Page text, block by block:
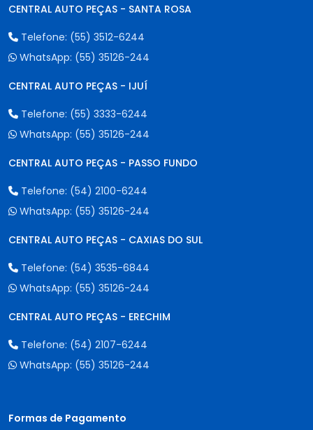
CENTRAL AUTO PEÇAS - SANTA ROSA
Telefone: (55) 3512-6244
WhatsApp: (55) 35126-244
CENTRAL AUTO PEÇAS - IJUÍ
Telefone: (55) 3333-6244
WhatsApp: (55) 35126-244
CENTRAL AUTO PEÇAS - PASSO FUNDO
Telefone: (54) 2100-6244
WhatsApp: (55) 35126-244
CENTRAL AUTO PEÇAS - CAXIAS DO SUL
Telefone: (54) 3535-6844
WhatsApp: (55) 35126-244
CENTRAL AUTO PEÇAS - ERECHIM
Telefone: (54) 2107-6244
WhatsApp: (55) 35126-244
Formas de Pagamento